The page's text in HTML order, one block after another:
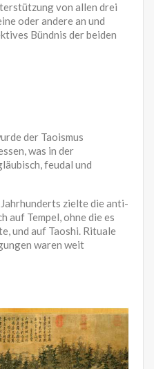
von allen drei
oder andere an und
Bündnis der beiden
der Taoismus
was in der
feudal und
zielte die anti-
auf Tempel, ohne die es
und auf Taoshi. Rituale
waren weit